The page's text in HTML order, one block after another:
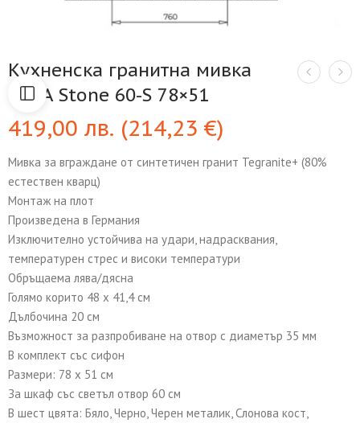
Кухненска гранитна мивка
TEKA Stone 60-S 78×51
419,00лв. (214,23€)
Мивка за вграждане от синтетичен гранит Tegranite+ (80%
естествен кварц)
Монтаж на плот
Произведена в Германия
Изключително устойчива на удари, надрасквания,
температурен стрес и високи температури
Обръщаема лява/дясна
Голямо корито 48 х 41,4 см
Дълбочина 20 см
Възможност за разпробиване на отвор с диаметър 35 мм
В комплект със сифон
Размери: 78 х 51 см
За шкаф със светъл отвор 60 см
В шест цвята: Бяло, Черно, Черен металик, Слонова кост,